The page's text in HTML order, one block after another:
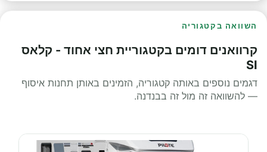
השוואה בקטגוריה
קרוואנים דומים בקטגוריית חצי אחוד - קלאס
SI
דגמים נוספים באותה קטגוריה, הזמינים באותן תחנות איסוף
— להשוואה זה מול זה בבנדנה.